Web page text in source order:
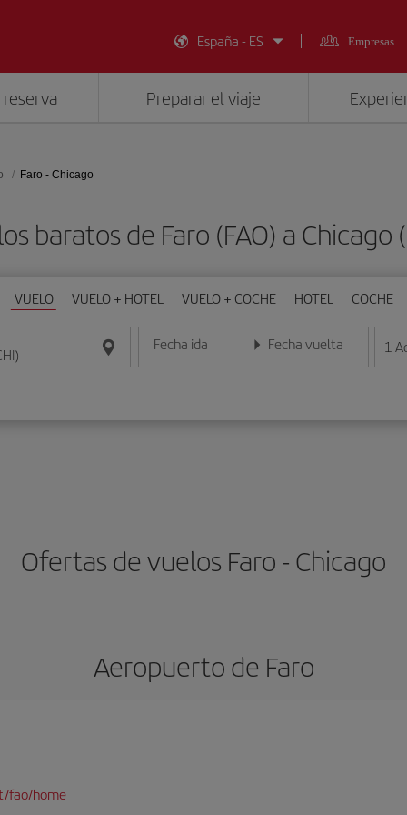
España - ES Empresas
Preparar el viaje
Faro - Chicago
baratos de Faro (FAO) a Chicago
VUELO VUELO + HOTEL VUELO + COCHE HOTEL COCHE
Fecha ida
Introduce la fecha en formato día/mes/año
Fecha vuelta
Introduce la fecha en 1
Ofertas de vuelos Faro - Chicago
Aeropuerto de Faro
fao/home